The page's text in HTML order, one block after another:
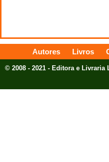
Autores Livros
© 2008 - 2021 - Editora e Livraria